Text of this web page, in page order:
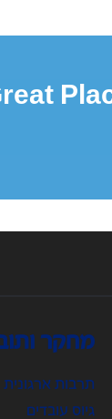
מחקר
תרבות ארגונית
גיוס עובדים